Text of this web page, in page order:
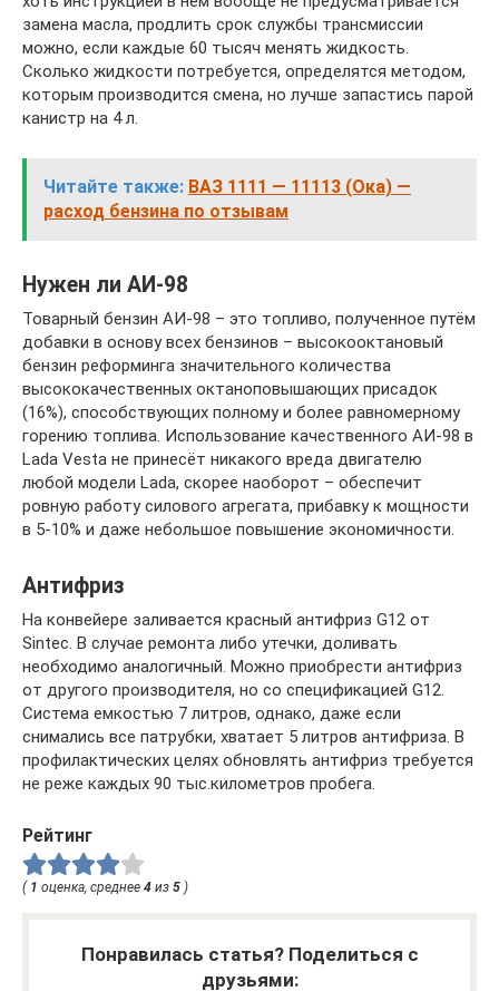
замена масла, продлить срок службы трансмиссии
можно, если каждые 60 тысяч менять жидкость.
Сколько жидкости потребуется, определятся методом,
которым производится смена, но лучше запастись парой
канистр на 4 л.
Читайте также: ВАЗ 1111 — 11113 (Ока) —
расход бензина по отзывам
Нужен ли АИ-98
Товарный бензин АИ-98 – это топливо, полученное путём
добавки в основу всех бензинов – высокооктановый
бензин реформинга значительного количества
высококачественных октаноповышающих присадок
(16%), способствующих полному и более равномерному
горению топлива. Использование качественного АИ-98 в
Lada Vesta не принесёт никакого вреда двигателю
любой модели Lada, скорее наоборот – обеспечит
ровную работу силового агрегата, прибавку к мощности
в 5-10% и даже небольшое повышение экономичности.
Антифриз
На конвейере заливается красный антифриз G12 от
Sintec. В случае ремонта либо утечки, доливать
необходимо аналогичный. Можно приобрести антифриз
от другого производителя, но со спецификацией G12.
Система емкостью 7 литров, однако, даже если
снимались все патрубки, хватает 5 литров антифриза. В
профилактических целях обновлять антифриз требуется
не реже каждых 90 тыс.километров пробега.
Рейтинг
( 1 оценка, среднее 4 из 5 )
Понравилась статья? Поделиться с
друзьями: